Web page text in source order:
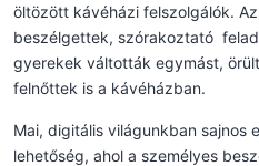
öltözött kávéházi felszolgálók.
beszélgettek, szórakoztató
gyerekek váltották egymást,
felnőttek is a kávéházban.
Mai, digitális világunkban sajnos
lehetőség, ahol a személyes